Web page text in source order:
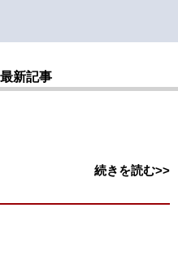
新記事
続きを読む>>